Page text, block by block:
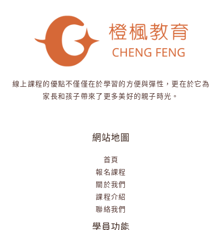
線上課程的優點不僅僅在於學習的方便與彈性，更在於它為
家長和孩子帶來了更多美好的親子時光。
網站地圖
首頁
報名課程
關於我們
課程介紹
聯絡我們
學員功能